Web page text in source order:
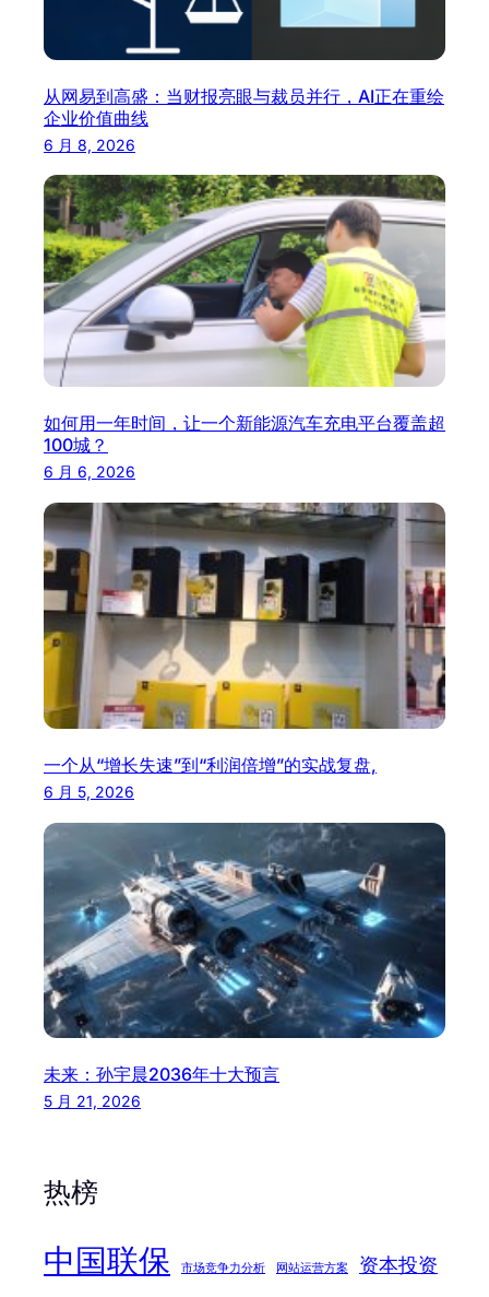
从网易到高盛：当财报亮眼与裁员并行，AI正在重绘
企业价值曲线
6 月 8, 2026
如何用一年时间，让一个新能源汽车充电平台覆盖超
100城？
6 月 6, 2026
一个从“增长失速”到“利润倍增”的实战复盘,
6 月 5, 2026
未来：孙宇晨2036年十大预言
5 月 21, 2026
热榜
中国联保 市场竞争力分析 网站运营方案 资本投资